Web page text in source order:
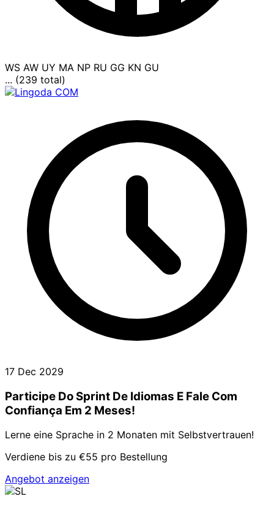
WS AW UY MA NP RU GG KN GU
... (239 total)
17 Dec 2029
Participe Do Sprint De Idiomas E Fale Com
Confiança Em 2 Meses!
Lerne eine Sprache in 2 Monaten mit Selbstvertrauen!
Verdiene bis zu €55 pro Bestellung
Angebot anzeigen